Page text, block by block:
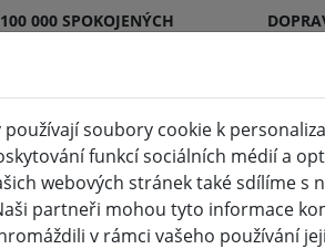
000 SPOKOJENÝCH
svíčky vnitřní a venkovní
soubory cookie k
funkcí sociálních médií a
webových stránek také sdílíme
partneři mohou tyto informace
v rámci vašeho používání